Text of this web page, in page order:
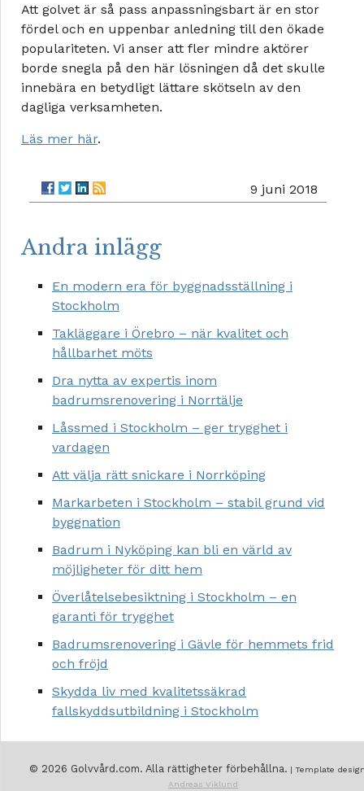
Att golvet är så pass anpassningsbart är en stor
fördel och en uppenbar anledning till den ökade
populariteten. Vi anser att fler mindre aktörer
borde snegla på den här lösningen då det skulle
innebära en betydligt lättare skötseln av den
dagliga verksamheten.
Läs mer här.
9 juni 2018
Andra inlägg
En modern era för byggnadsställning i
Stockholm
Takläggare i Örebro – när kvalitet och
hållbarhet möts
Dra nytta av expertis inom
badrumsrenovering i Norrtälje
Låssmed i Stockholm – ger trygghet i
vardagen
Att välja rätt snickare i Norrköping
Markarbeten i Stockholm – stabil grund vid
byggnation
Badrum i Nyköping kan bli en värld av
möjligheter för ditt hem
Överlåtelsebesiktning i Stockholm – en
garanti för trygghet
Badrumsrenovering i Gävle för hemmets frid
och fröjd
Skydda liv med kvalitetssäkrad
fallskyddsutbildning i Stockholm
© 2026 Golvvård.com. Alla rättigheter förbehållna. | Template
Andreas Viklund